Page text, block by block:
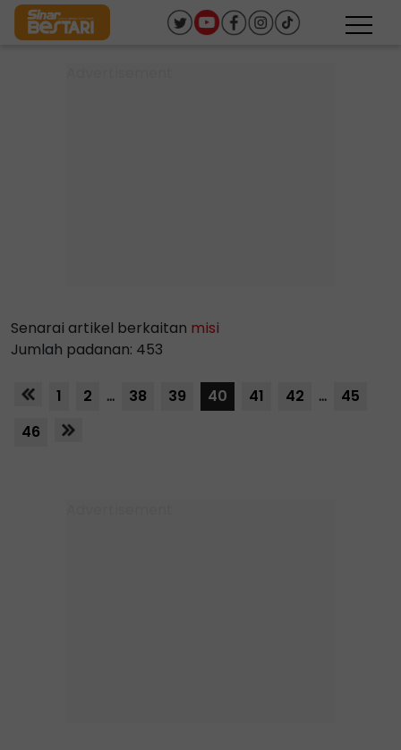
Senarai artikel berkaitan misi
Jumlah padanan: 453
1 2 ... 38 39 40 41 42 ...
45
46